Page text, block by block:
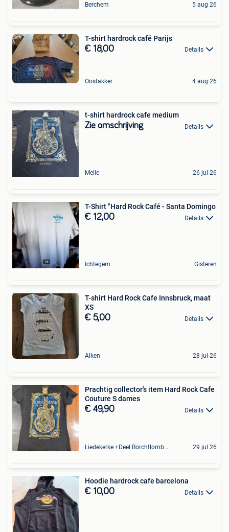
Berchem 5 aug 26
T-shirt hardrock café Parijs
€ 18,00 Details
Oostakker 4 aug 26
t-shirt hardrock cafe medium
Zie omschrijving Details
Melle 26 jul 26
T-Shirt "Hard Rock Café - Santa Domingo
€ 12,00 Details
Ichtegem Gisteren
T-shirt Hard Rock Cafe Innsbruck, maat
XS
€ 5,00 Details
Alken 28 jul 26
Prachtig collector’s item Hard Rock Cafe
Couture S dames
€ 49,90 Details
Liedekerke +Deel Borchtlombeek 29 jul 26
Hoodie hardrock cafe barcelona
€ 10,00 Details